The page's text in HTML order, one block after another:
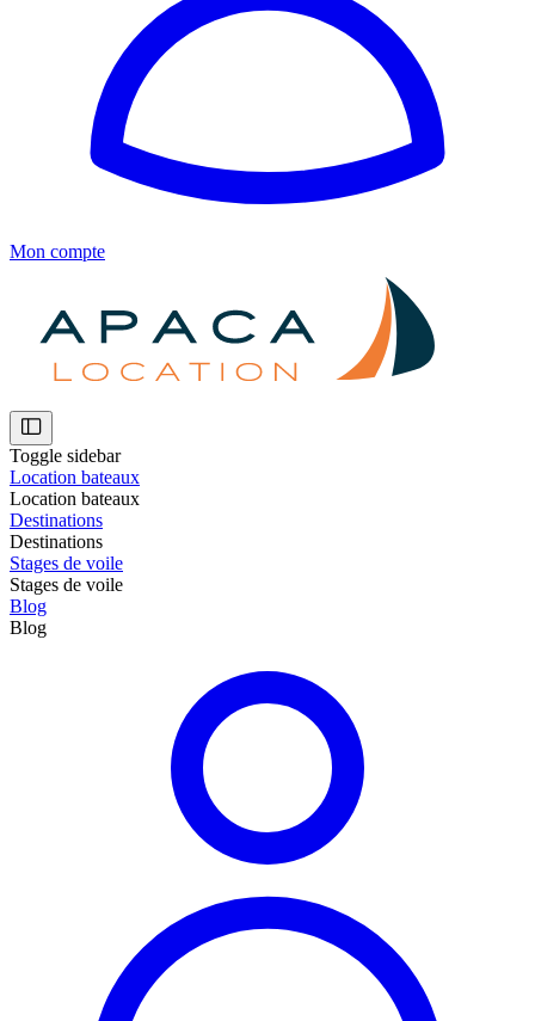
Mon compte
Toggle sidebar
Location bateaux
Location bateaux
Destinations
Destinations
Stages de voile
Stages de voile
Blog
Blog